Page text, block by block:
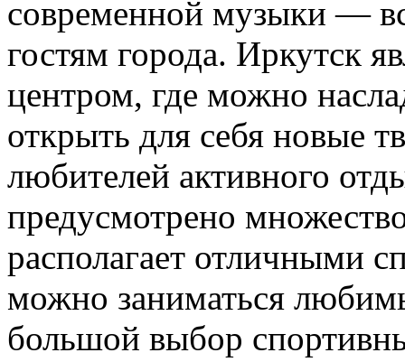
современной музыки —
гостям города. Иркутск
центром, где можно
открыть для себя новые
любителей активного
предусмотрено
располагает отличными
можно заниматься
большой выбор